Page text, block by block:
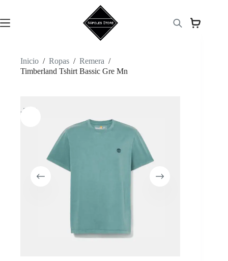
contenido
Inicio / Ropas / Remera /
Timberland Tshirt Bassic Gre Mn
-33%